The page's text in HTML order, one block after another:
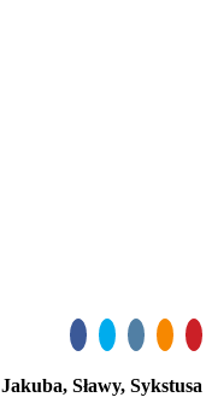
Jakuba, Sławy, Sykstusa